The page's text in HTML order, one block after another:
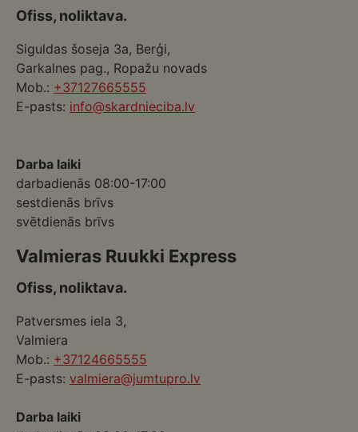
Ofiss, noliktava.
Siguldas šoseja 3a, Berģi,
Garkalnes pag., Ropažu novads
Mob.: +37127665555
E-pasts: info@skardnieciba.lv
Darba laiki
darbadienās 08:00-17:00
sestdienās brīvs
svētdienās brīvs
Valmieras Ruukki Express
Ofiss, noliktava.
Patversmes iela 3,
Valmiera
Mob.: +37124665555
E-pasts: valmiera@jumtupro.lv
Darba laiki